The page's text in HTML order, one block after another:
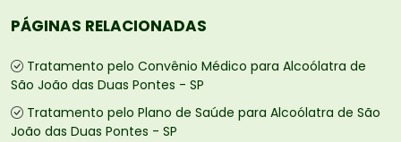
PÁGINAS RELACIONADAS
Tratamento pelo Convênio Médico para Alcoólatra de
São João das Duas Pontes - SP
Tratamento pelo Plano de Saúde para Alcoólatra de São
João das Duas Pontes - SP